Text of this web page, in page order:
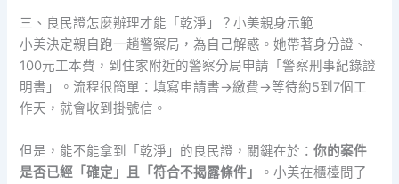
三、良民證怎麼辦理才能「乾淨」？小美親身示範
小美決定親自跑一趟警察局，為自己解惑。她帶著身分證、
100元工本費，到住家附近的警察分局申請「警察刑事紀錄證
明書」。流程很簡單：填寫申請書→繳費→等待約5到7個工
作天，就會收到掛號信。
但是，能不能拿到「乾淨」的良民證，關鍵在於：你的案件
是否已經「確定」且「符合不揭露條件」
。小美在櫃檯問了